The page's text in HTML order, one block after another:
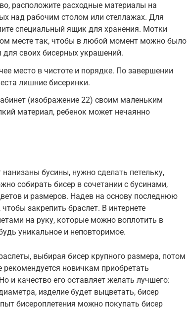
расположите расходные материалы на
над рабочим столом или стеллажах. Для
специальный ящик для хранения. Мотки
месте так, чтобы в любой момент можно было
своих бисерных украшений.
место в чистоте и порядке. По завершении
лишние бисеринки.
(изображение 22) своим маленьким
материал, ребенок может нечаянно
бусины, нужно сделать петельку,
собирать бисер в сочетании с бусинами,
и размеров. Надев на основу последнюю
закрепить браслет. В интернете
на руку, которые можно воплотить в
уникальное и неповторимое.
выбирая бисер крупного размера, потом
новичкам приобретать
и качество его оставляет желать лучшего:
изделие будет выцветать, бисер
бисероплетения можно покупать бисер